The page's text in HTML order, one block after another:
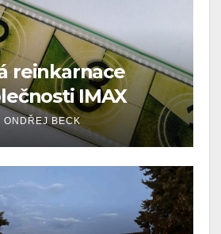
reinkarnace
IMAX
ONDŘEJ BECK